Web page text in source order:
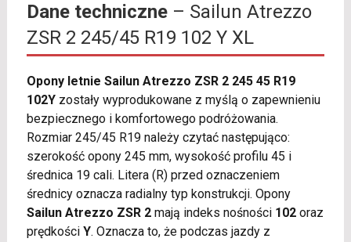
Dane techniczne– Sailun Atrezzo
ZSR 2 245/45 R19 102 Y XL
Opony letnie Sailun Atrezzo ZSR 2 245 45 R19
102Yzostały wyprodukowane z myślą o zapewnieniu
bezpiecznego i komfortowego podróżowania.
Rozmiar 245/45 R19 należy czytać następująco:
szerokość opony 245 mm, wysokość profilu 45 i
średnica 19 cali. Litera (R) przed oznaczeniem
średnicy oznacza radialny typ konstrukcji. Opony
Sailun Atrezzo ZSR 2mają indeks nośności 102oraz
prędkości Y. Oznacza to, że podczas jazdy z